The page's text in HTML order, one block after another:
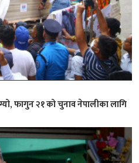
फागुन २१ को चुनाव नेपालीका लागि